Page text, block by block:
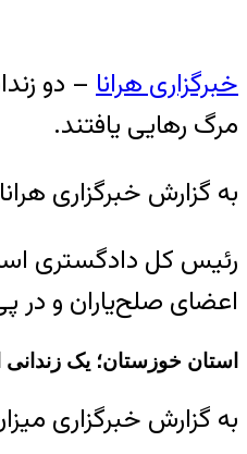
خبرگزاری هرانا – دو
مرگ رهایی یافتند.
به گزارش خبرگزاری
رئیس کل دادگستری
اعضای صلح‌یاران و در
استان خوزستان؛ یک زندانی
به گزارش خبرگزاری